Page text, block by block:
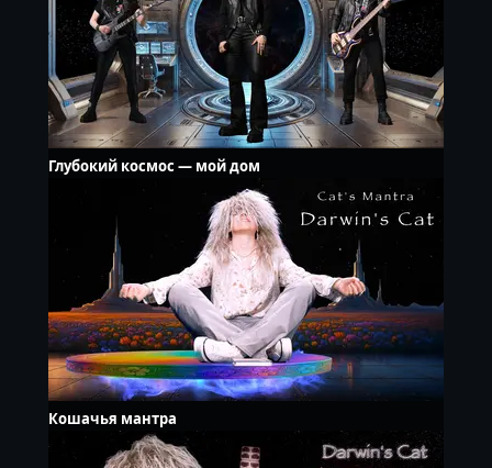
Глубокий космос — мой дом
Кошачья мантра